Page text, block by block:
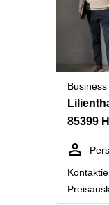
85399